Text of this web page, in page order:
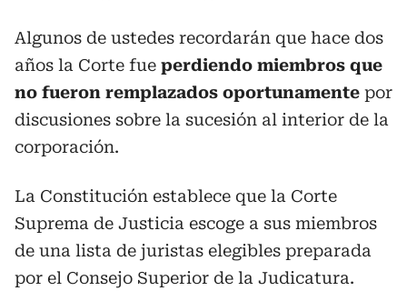
Algunos de ustedes recordarán que hace dos
años la Corte fue perdiendo miembros que
no fueron remplazados oportunamente por
discusiones sobre la sucesión al interior de la
corporación.
La Constitución establece que la Corte
Suprema de Justicia escoge a sus miembros
de una lista de juristas elegibles preparada
por el Consejo Superior de la Judicatura.